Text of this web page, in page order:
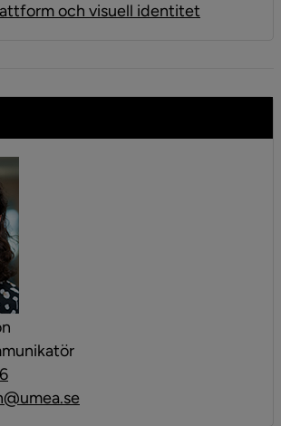
och visuell identitet